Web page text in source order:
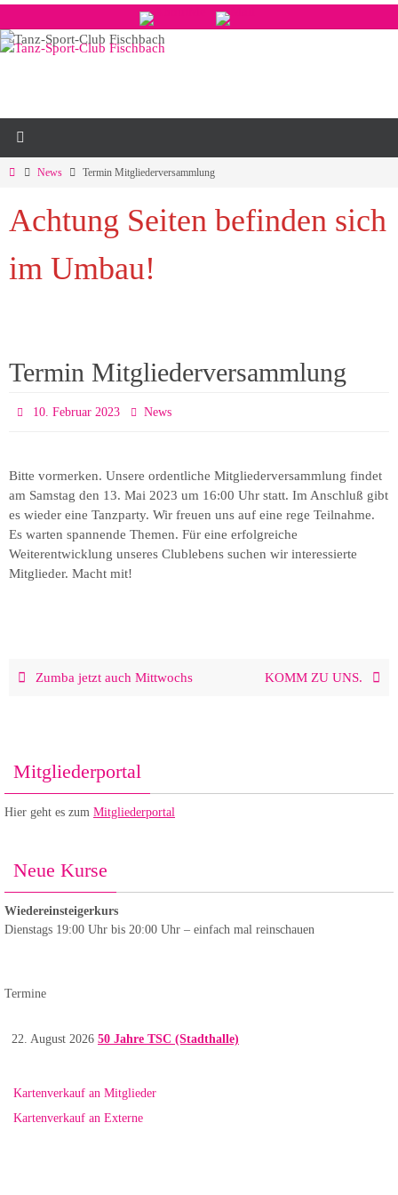
Inhalt
springen
StartNews Termin Mitgliederversammlung
Achtung Seiten befinden sich
im Umbau!
Termin Mitgliederversammlung
10. Februar 2023 News
Bitte vormerken. Unsere ordentliche Mitgliederversammlung findet
am Samstag den 13. Mai 2023 um 16:00 Uhr statt. Im Anschluß gibt
es wieder eine Tanzparty. Wir freuen uns auf eine rege Teilnahme.
Es warten spannende Themen. Für eine erfolgreiche
Weiterentwicklung unseres Clublebens suchen wir interessierte
Mitglieder. Macht mit!
Zumba jetzt auch Mittwochs KOMM ZU UNS.
Mitgliederportal
Hier geht es zum Mitgliederportal
Neue Kurse
Wiedereinsteigerkurs
Dienstags 19:00 Uhr bis 20:00 Uhr – einfach mal reinschauen
Termine
22. August 2026 50 Jahre TSC (Stadthalle)
Kartenverkauf an Mitglieder
Kartenverkauf an Externe